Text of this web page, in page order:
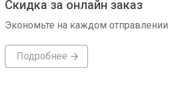
Скидка за онлайн заказ
Экономьте на каждом отправлении
Подробнее